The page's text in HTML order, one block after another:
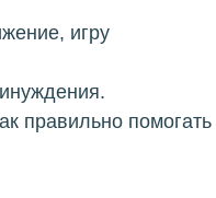
игру
правильно помогать